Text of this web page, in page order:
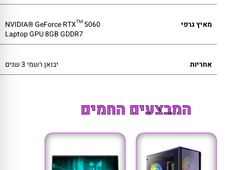
מאיץ גרפי
NVIDIA® GeForce RTX™ 5060
Laptop GPU 8GB GDDR7
אחריות יבואן רשמי 3 שנים
המבצעים החמים